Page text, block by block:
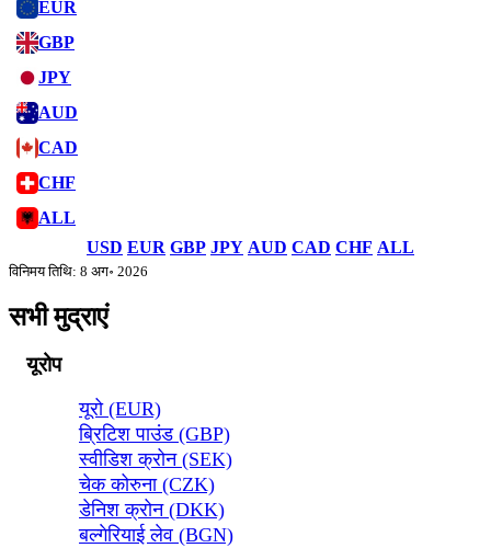
EUR
GBP
JPY
AUD
CAD
CHF
ALL
USD EUR GBP JPY AUD CAD CHF ALL
विनिमय तिथि: 8 अग॰ 2026
सभी मुद्राएं
यूरोप
यूरो (EUR)
ब्रिटिश पाउंड (GBP)
स्वीडिश क्रोन (SEK)
चेक कोरुना (CZK)
डेनिश क्रोन (DKK)
बल्गेरियाई लेव (BGN)